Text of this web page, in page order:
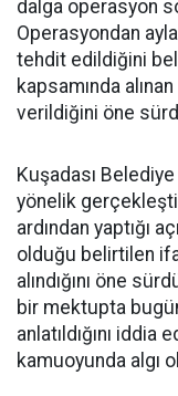
dalga operasyon
Operasyondan
tehdit edildiğini
kapsamında
verildiğini öne
Kuşadası
yönelik
ardından yaptığı
olduğu belirtilen
alındığını öne
bir mektupta
anlatıldığını iddia
kamuoyunda algı